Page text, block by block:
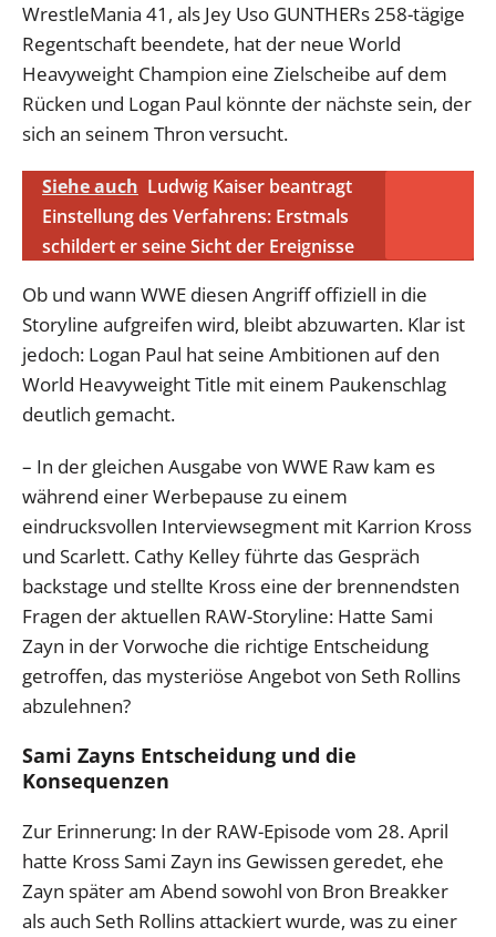
WrestleMania 41, als Jey Uso GUNTHERs 258-tägige
Regentschaft beendete, hat der neue World
Heavyweight Champion eine Zielscheibe auf dem
Rücken und Logan Paul könnte der nächste sein, der
sich an seinem Thron versucht.
Siehe auch Ludwig Kaiser beantragt
Einstellung des Verfahrens: Erstmals
schildert er seine Sicht der Ereignisse
Ob und wann WWE diesen Angriff offiziell in die
Storyline aufgreifen wird, bleibt abzuwarten. Klar ist
jedoch: Logan Paul hat seine Ambitionen auf den
World Heavyweight Title mit einem Paukenschlag
deutlich gemacht.
– In der gleichen Ausgabe von WWE Raw kam es
während einer Werbepause zu einem
eindrucksvollen Interviewsegment mit Karrion Kross
und Scarlett. Cathy Kelley führte das Gespräch
backstage und stellte Kross eine der brennendsten
Fragen der aktuellen RAW-Storyline: Hatte Sami
Zayn in der Vorwoche die richtige Entscheidung
getroffen, das mysteriöse Angebot von Seth Rollins
abzulehnen?
Sami Zayns Entscheidung und die
Konsequenzen
Zur Erinnerung: In der RAW-Episode vom 28. April
hatte Kross Sami Zayn ins Gewissen geredet, ehe
Zayn später am Abend sowohl von Bron Breakker
als auch Seth Rollins attackiert wurde, was zu einer